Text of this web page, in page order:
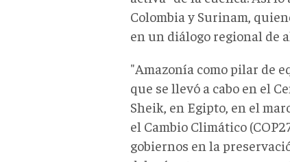
Colombia y Surinam,
en un diálogo regional de
"Amazonía como pilar de
que se llevó a cabo en el
Sheik, en Egipto, en el
el Cambio Climático
gobiernos en la